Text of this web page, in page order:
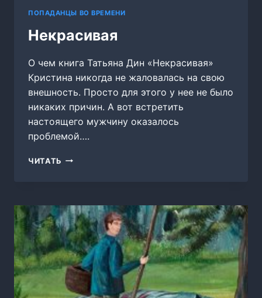
ПОПАДАНЦЫ ВО ВРЕМЕНИ
Некрасивая
О чем книга Татьяна Дин «Некрасивая»
Кристина никогда не жаловалась на свою
внешность. Просто для этого у нее не было
никаких причин. А вот встретить
настоящего мужчину оказалось
проблемой….
ЧИТАТЬ НЕКРАСИВАЯ